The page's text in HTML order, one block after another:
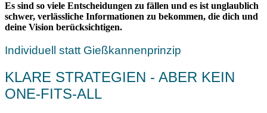
Es sind so viele Entscheidungen zu fällen und es ist unglaublich
schwer, verlässliche Informationen zu bekommen, die dich und
deine Vision berücksichtigen.
Individuell statt Gießkannenprinzip
KLARE STRATEGIEN - ABER KEIN
ONE-FITS-ALL